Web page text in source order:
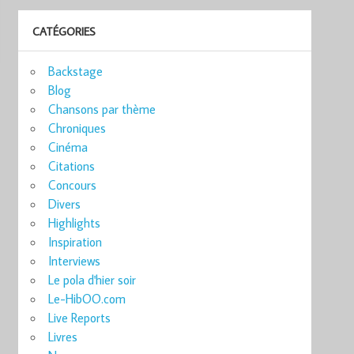
CATÉGORIES
Backstage
Blog
Chansons par thème
Chroniques
Cinéma
Citations
Concours
Divers
Highlights
Inspiration
Interviews
Le pola d'hier soir
Le-HibOO.com
Live Reports
Livres